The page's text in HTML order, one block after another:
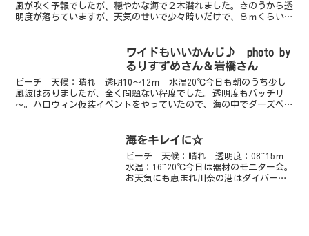
風が吹く予報でしたが、穏やかな海で２本潜れました。きのうから透
明度が落ちていますが、天気のせいで少々暗いだけで、８ｍくらいは
ワイドもいいかんじ♪ photo by
るりすずめさん＆岩橋さん
ビーチ 天候：晴れ 透明10～12ｍ 水温20℃今日も朝のうち少し
風波はありましたが、全く問題ない程度でした。透明度もバッチリ
～。ハロウィン仮装イベントをやっていたので、海の中でダーズベー
海をキレイに☆
ビーチ 天候：晴れ 透明度：08~15ｍ
水温：16~20℃今日は器材のモニター会。
お天気にも恵まれ川奈の港はダイバーで